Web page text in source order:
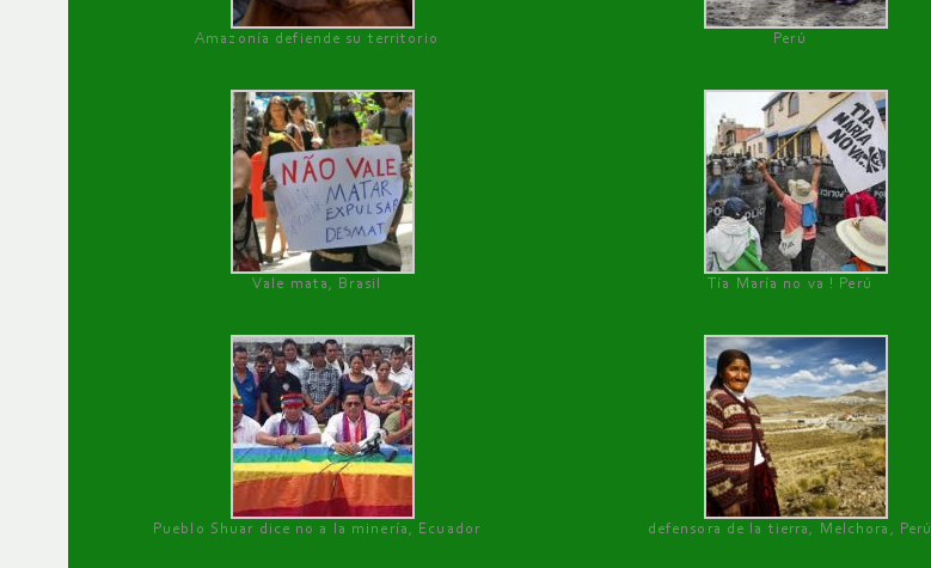
Amazonía defiende su territorio Perú
Vale mata, Brasil Tía María no va ! Perú
Pueblo Shuar dice no a la minería, Ecuador defensora de la tierra, Melchora, Perú